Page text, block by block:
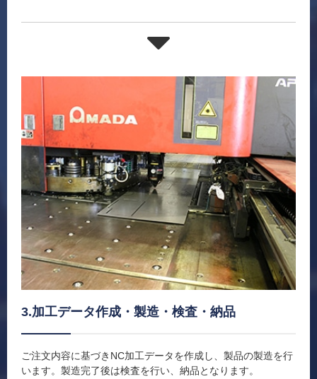
3.加工データ作成・製造・検査・納品
ご注文内容に基づきNC加工データを作成し、製品の製造を行
います。製造完了後は検査を行い、納品となります。